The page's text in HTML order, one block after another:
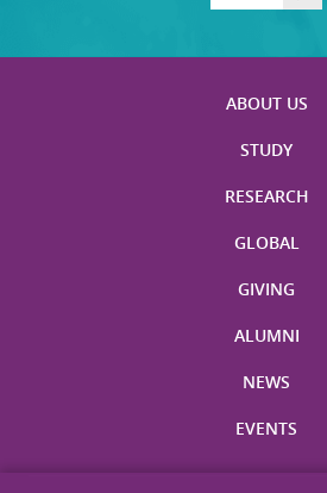
ABOUT US
STUDY
RESEARCH
GLOBAL
GIVING
ALUMNI
NEWS
EVENTS